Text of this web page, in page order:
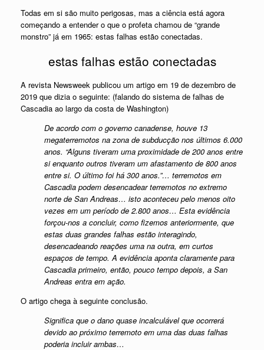
Todas em si são muito perigosas, mas a ciência está agora
começando a entender o que o profeta chamou de “grande
monstro” já em 1965: estas falhas estão conectadas.
estas falhas estão conectadas
A revista Newsweek publicou um artigo em 19 de dezembro de
2019 que dizia o seguinte: (falando do sistema de falhas de
Cascadia ao largo da costa de Washington)
De acordo com o governo canadense, houve 13
megaterremotos na zona de subducção nos últimos 6.000
anos. “Alguns tiveram uma proximidade de 200 anos entre
si enquanto outros tiveram um afastamento de 800 anos
entre si. O último foi há 300 anos.”… terremotos em
Cascadia podem desencadear terremotos no extremo
norte de San Andreas… isto aconteceu pelo menos oito
vezes em um período de 2.800 anos… Esta evidência
forçou-nos a concluir, como fizemos anteriormente, que
estas duas grandes falhas estão interagindo,
desencadeando reações uma na outra, em curtos
espaços de tempo. A evidência aponta claramente para
Cascadia primeiro, então, pouco tempo depois, a San
Andreas entra em ação.
O artigo chega à seguinte conclusão.
Significa que o dano quase incalculável que ocorrerá
devido ao próximo terremoto em uma das duas falhas
poderia incluir ambas…